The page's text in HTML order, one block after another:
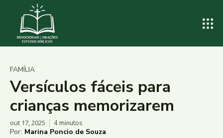
FAMÍLIA
Versículos fáceis para
crianças memorizarem
out 17, 2025 4minutos
Por: Marina Poncio de Souza